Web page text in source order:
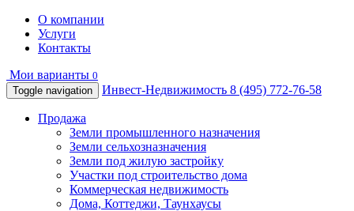
О компании
Услуги
Контакты
Мои варианты 0
Toggle navigation
Инвест-Недвижимость 8 (495) 772-76-58
Продажа
Земли промышленного назначения
Земли сельхозназначения
Земли под жилую застройку
Участки под строительство дома
Коммерческая недвижимость
Дома, Коттеджи, Таунхаусы